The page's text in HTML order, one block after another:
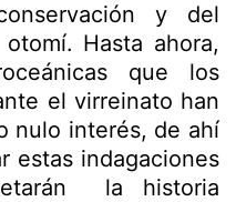
y del
Hasta ahora,
que los
el virreinato han
nulo interés, de ahí
estas indagaciones
la historia